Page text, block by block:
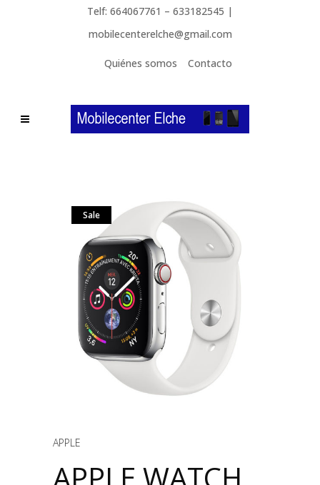
Telf: 664067761 – 633182545 |
mobilecenterelche@gmail.com
Quiénes somos Contacto
Sale
APPLE